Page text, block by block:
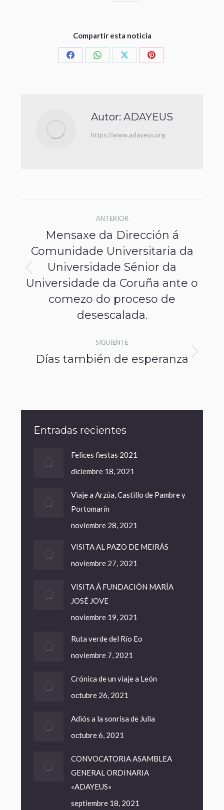
Compartir esta noticia
Autor: ADAYEUS
https://www.adayeus.org
ANTERIOR
Mensaxe da Dirección á
Comunidade Universitaria da
Universidade Sénior da
Universidade da Coruña ante o
comezo do proceso de
desescalada.
SIGUIENTE
Días también de esperanza
Entradas recientes
Felices fiestas 2021
diciembre 18, 2021
Viaje a Arzúa, Castillo de Pambre y
Portomarín
noviembre 28, 2021
VISITA AL PAZO DE MEIRÁS
noviembre 27, 2021
VISITA Á FUNDACIÓN MARÍA
JOSÉ JOVE
noviembre 19, 2021
Ruta verde del Río Eo
noviembre 7, 2021
Crónica de un viaje a León
octubre 26, 2021
Adiós a la sonrisa de Julia
octubre 6, 2021
CONVOCATORIA ASAMBLEA
GENERAL ORDINARIA
«ADAYEUS»
septiembre 18, 2021